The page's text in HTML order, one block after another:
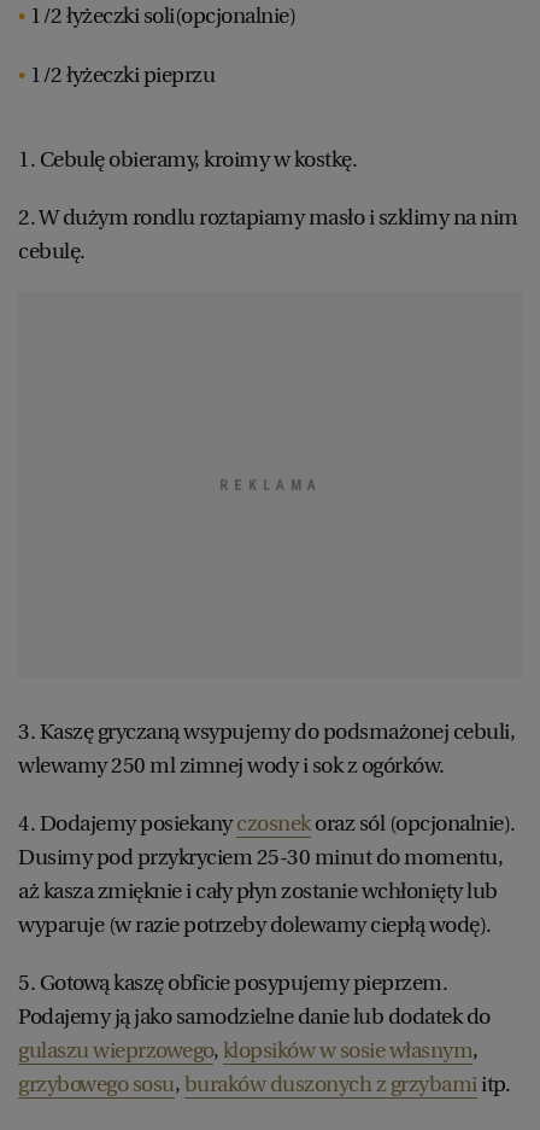
1/2 łyżeczki soli(opcjonalnie)
1/2 łyżeczki pieprzu
1. Cebulę obieramy, kroimy w kostkę.
2. W dużym rondlu roztapiamy masło i szklimy na nim
cebulę.
3. Kaszę gryczaną wsypujemy do podsmażonej cebuli,
wlewamy 250 ml zimnej wody i sok z ogórków.
4. Dodajemy posiekanyczosnekoraz sól (opcjonalnie).
Dusimy pod przykryciem 25-30 minut do momentu,
aż kasza zmięknie i cały płyn zostanie wchłonięty lub
wyparuje (w razie potrzeby dolewamy ciepłą wodę).
5. Gotową kaszę obficie posypujemy pieprzem.
Podajemy ją jako samodzielne danie lub dodatek do
gulaszu wieprzowego,klopsików w sosie własnym,
grzybowego sosu,buraków duszonych z grzybamiitp.